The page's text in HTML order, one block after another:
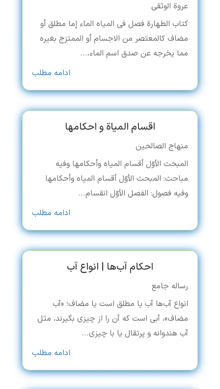
عروة الوثقی
کتاب الطهارة فصل فی المیاه الماء إما مطلق أو
مضاف کالمعتصر من الاجسام أو الممتزج بغیره
مما یخرجه عن صدق اسم الماء،...
ادامه مطلب
اقسام المیاة و احکامها
منهاج الصالحین
المبحث الأوّل أقسام المیاه وأحکامها وفیه
مباحث: المبحث الأوّل أقسام المیاه وأحکامها
وفیه فصول: الفصل الأوّل انقسام...
ادامه مطلب
احکام آب‌ها | انواع آب
رساله جامع
انواع آب‌ها آب یا مطلق است یا مضاف؛ «آب
مضاف»، آبی است که آن را از چیزی بگیرند، مثل
آب هندوانه و پرتقال یا با چیزی...
ادامه مطلب